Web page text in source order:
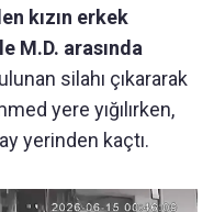
kızın erkek
M.D. arasında
silahı çıkararak
yere yığılırken,
yerinden kaçtı.